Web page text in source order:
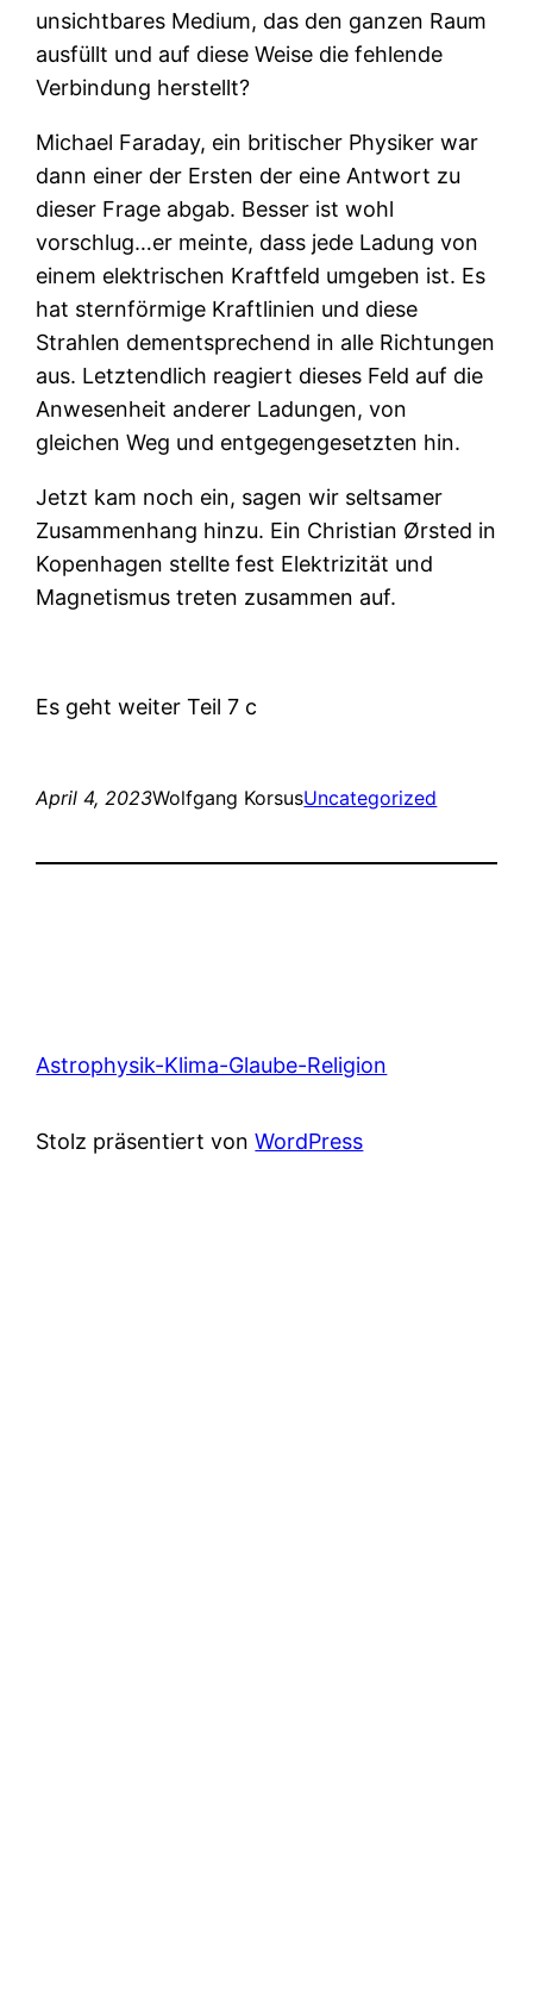
unsichtbares Medium, das den ganzen Raum
ausfüllt und auf diese Weise die fehlende
Verbindung herstellt?
Michael Faraday, ein britischer Physiker war
dann einer der Ersten der eine Antwort zu
dieser Frage abgab. Besser ist wohl
vorschlug…er meinte, dass jede Ladung von
einem elektrischen Kraftfeld umgeben ist. Es
hat sternförmige Kraftlinien und diese
Strahlen dementsprechend in alle Richtungen
aus. Letztendlich reagiert dieses Feld auf die
Anwesenheit anderer Ladungen, von
gleichen Weg und entgegengesetzten hin.
Jetzt kam noch ein, sagen wir seltsamer
Zusammenhang hinzu. Ein Christian Ørsted in
Kopenhagen stellte fest Elektrizität und
Magnetismus treten zusammen auf.
Es geht weiter Teil 7 c
April 4, 2023Wolfgang KorsusUncategorized
Astrophysik-Klima-Glaube-Religion
Stolz präsentiert vonWordPress